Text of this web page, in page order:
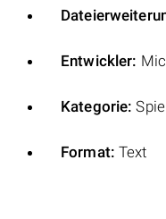
Entwickler:
Kategorie:
Format: Text